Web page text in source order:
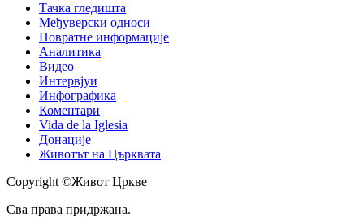
Тачка гледишта
Међуверски односи
Повратне информације
Аналитика
Видео
Интервјуи
Инфографика
Коментари
Vida de la Iglesia
Донације
Животът на Църквата
Copyright ©Живот Цркве
Сва права придржана.